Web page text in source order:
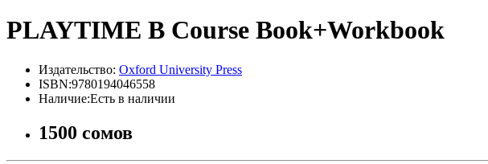
PLAYTIME B Course Book+Workbook
Издательство: Oxford University Press
ISBN:9780194046558
Наличие:Есть в наличии
1500 сомов